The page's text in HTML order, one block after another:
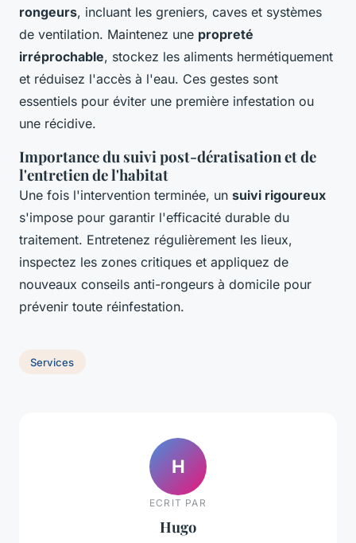
rongeurs, incluant les greniers, caves et systèmes
de ventilation. Maintenez une propreté
irréprochable, stockez les aliments hermétiquement
et réduisez l'accès à l'eau. Ces gestes sont
essentiels pour éviter une première infestation ou
une récidive.
Importance du suivi post-dératisation et de
l'entretien de l'habitat
Une fois l'intervention terminée, un suivi rigoureux
s'impose pour garantir l'efficacité durable du
traitement. Entretenez régulièrement les lieux,
inspectez les zones critiques et appliquez de
nouveaux conseils anti-rongeurs à domicile pour
prévenir toute réinfestation.
Services
H
ECRIT PAR
Hugo